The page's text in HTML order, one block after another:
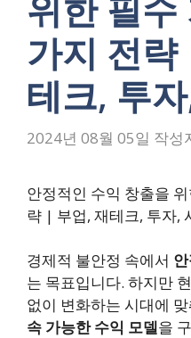
가지 전
테크, 투
2024년 08월 05일 작성
안정적인 수익 창출을
략 | 부업, 재테크, 투자,
경제적 불안정 속에서
는 목표입니다. 하지만
없이 변화하는 시대에
속 가능한 수익 모델을